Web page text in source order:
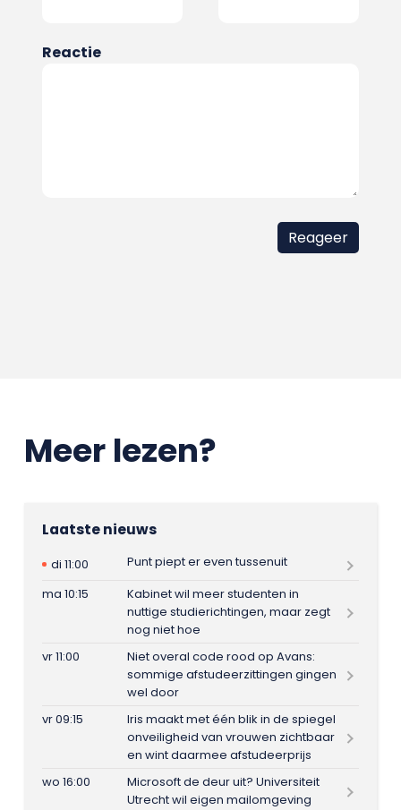
Reactie
Meer lezen?
Laatste nieuws
di 11:00
Punt piept er even tussenuit
ma 10:15
Kabinet wil meer studenten in
nuttige studierichtingen, maar zegt
nog niet hoe
vr 11:00
Niet overal code rood op Avans:
sommige afstudeerzittingen gingen
wel door
vr 09:15
Iris maakt met één blik in de spiegel
onveiligheid van vrouwen zichtbaar
en wint daarmee afstudeerprijs
wo 16:00
Microsoft de deur uit? Universiteit
Utrecht wil eigen mailomgeving